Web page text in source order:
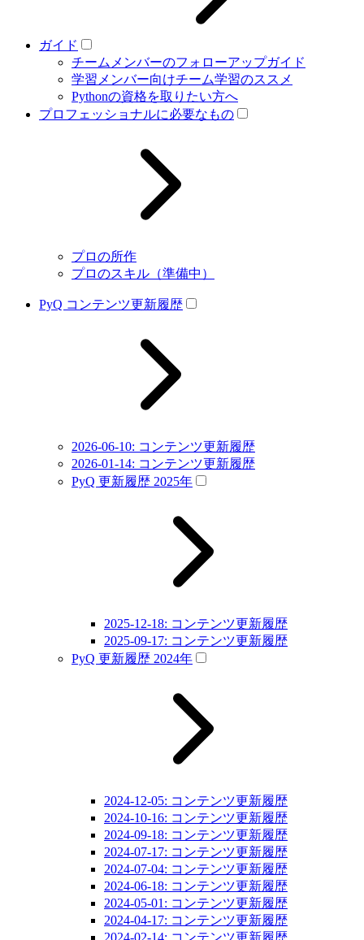
ガイド
チームメンバーのフォローアップガイド
学習メンバー向けチーム学習のススメ
Pythonの資格を取りたい方へ
プロフェッショナルに必要なもの
プロの所作
プロのスキル（準備中）
PyQ コンテンツ更新履歴
2026-06-10: コンテンツ更新履歴
2026-01-14: コンテンツ更新履歴
PyQ 更新履歴 2025年
2025-12-18: コンテンツ更新履歴
2025-09-17: コンテンツ更新履歴
PyQ 更新履歴 2024年
2024-12-05: コンテンツ更新履歴
2024-10-16: コンテンツ更新履歴
2024-09-18: コンテンツ更新履歴
2024-07-17: コンテンツ更新履歴
2024-07-04: コンテンツ更新履歴
2024-06-18: コンテンツ更新履歴
2024-05-01: コンテンツ更新履歴
2024-04-17: コンテンツ更新履歴
2024-02-14: コンテンツ更新履歴